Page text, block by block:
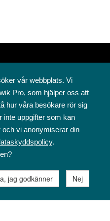
vänner rf
12
570
vår webbplats. Vi
Pro, som hjälper oss att
hur våra besökare rör sig
inte uppgifter som kan
vi anonymiserar din
.
jag godkänner Nej